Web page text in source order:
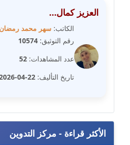
مدونة شيماء عصام
مدونة شيماء عمارة
عاملة
مدونة صفا غنيم
العزيز كمال…
الكاتب: سهر محمد
رقم التوثيق: 10574
عدد المشاهدات: 52
تاريخ التأليف: 22-04-2026
الأكثر قراءة - مركز التدوين